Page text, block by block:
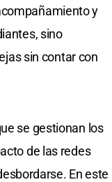
y
sino
sin contar con
se gestionan los
de las redes
En este